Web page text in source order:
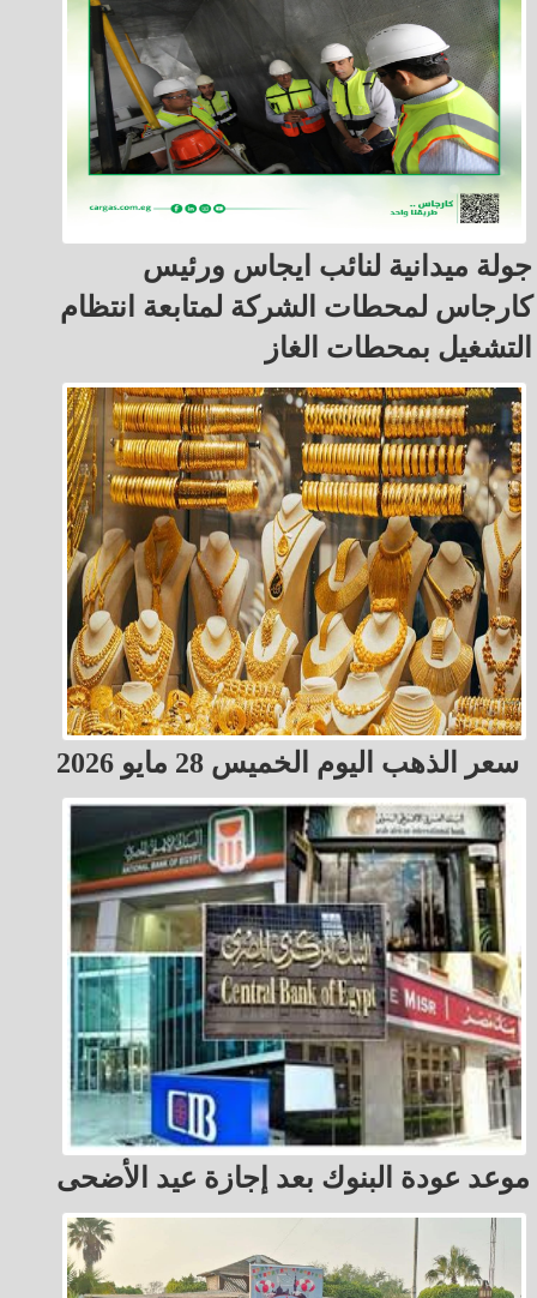
جولة ميدانية لنائب ايجاس ورئيس
كارجاس لمحطات الشركة لمتابعة انتظام
التشغيل بمحطات الغاز
سعر الذهب اليوم الخميس 28 مايو 2026
موعد عودة البنوك بعد إجازة عيد الأضحى